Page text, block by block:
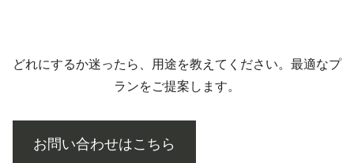
どれにするか迷ったら、用途を教えてください。最適なプ
ランをご提案します。
お問い合わせはこちら